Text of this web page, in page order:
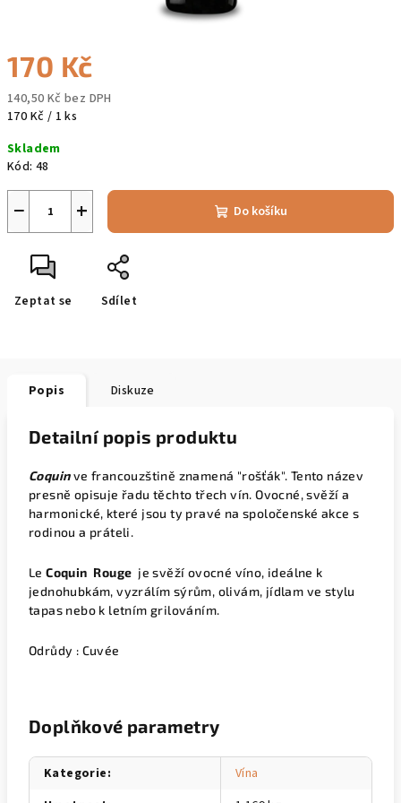
170 Kč
140,50 Kč bez DPH
Měrná
170 Kč / 1 ks
Skladem
Kód: 48
+
− Do košíku
Zeptat se Sdílet
Popis Diskuze
Detailní popis produktu
Coquin ve francouzštině znamená "rošťák". Tento název
presně opisuje řadu těchto třech vín. Ovocné, svěží a
harmonické, které jsou ty pravé na spoločenské akce s
rodinou a práteli.
LeCoquin Rouge je svěží ovocné víno, ideálne k
jednohubkám, vyzrálím sýrům, olivám, jídlam ve stylu
tapas nebo k letním grilováním.
Odrůdy : Cuvée
Doplňkové parametry
Kategorie:
Vína